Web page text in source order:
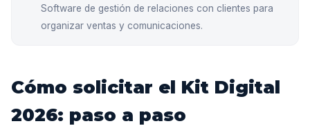
Software de gestión de relaciones con clientes para
organizar ventas y comunicaciones.
Cómo solicitar el Kit Digital
2026: paso a paso